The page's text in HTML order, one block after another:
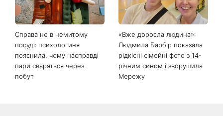
чому цього дня варто
зробити добру справу